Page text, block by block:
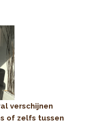
verschijnen
of zelfs tussen